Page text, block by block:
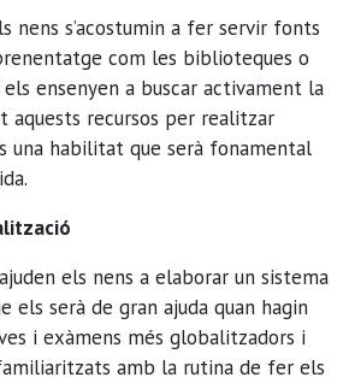
nens s’acostumin a fer servir fonts
com les biblioteques o
ensenyen a buscar activament la
recursos per realitzar
una habilitat que serà fonamental
els nens a elaborar un sistema
els serà de gran ajuda quan hagin
i exàmens més globalitzadors i
amb la rutina de fer els